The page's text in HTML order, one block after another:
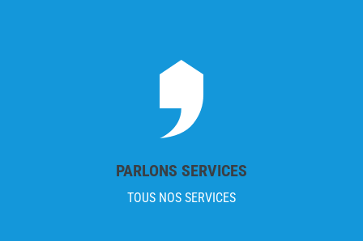
PARLONS SERVICES
TOUS NOS SERVICES